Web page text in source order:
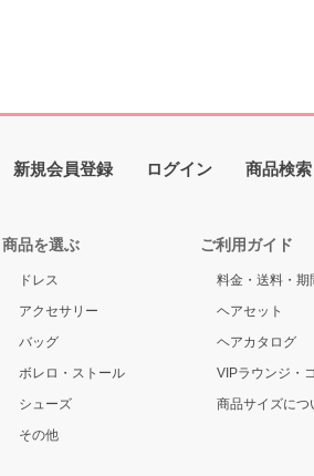
新規会員登録 ログイン 商品検索
商品を選ぶ
ドレス
アクセサリー
バッグ
ボレロ・ストール
シューズ
その他
ご利用ガイド
料金・送料・期
ヘアセット
ヘアカタログ
VIPラウンジ・
商品サイズにつ